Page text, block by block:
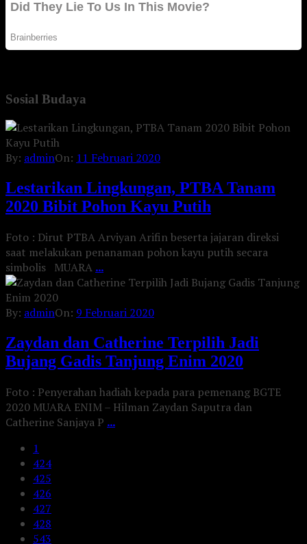
Sosial Budaya
By: adminOn: 11 Februari 2020
Lestarikan Lingkungan, PTBA Tanam
2020 Bibit Pohon Kayu Putih
Foto : Dirut PTBA Arviyan Arifin beserta jajaran direksi
saat melakukan penanaman pohon kayu putih secara
simbolis MUARA ...
By: adminOn: 9 Februari 2020
Zaydan dan Catherine Terpilih Jadi
Bujang Gadis Tanjung Enim 2020
Foto : Penyerahan hadiah kepada para pemenang BGTE
2020 MUARA ENIM – Hilman Zaydan Saputra dan
Catherine Sanjaya P ...
1
424
425
426
427
428
543